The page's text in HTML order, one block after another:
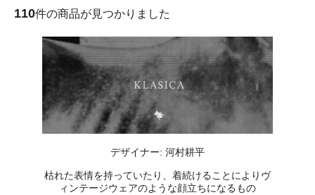
110件の商品が見つかりました
デザイナー: 河村耕平
枯れた表情を持っていたり、着続けることによりヴ
ィンテージウェアのような顔立ちになるもの